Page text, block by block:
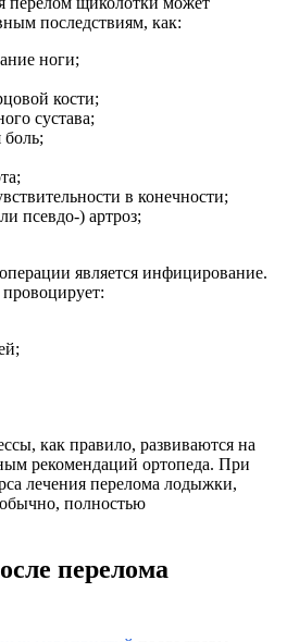
последствиям, как:
ноги;
кости;
сустава;
в конечности;
псевдо-) артроз;
является инфицирование.
как правило, развиваются на
рекомендаций ортопеда. При
лечения перелома лодыжки,
полностью
перелома